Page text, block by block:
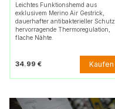
Leichtes Funktionshemd aus
exklusivem Merino Air Gestrick,
dauerhafter antibakterieller Schutz,
hervorragende Thermoregulation,
flache Nähte.
34.99 € Kaufen